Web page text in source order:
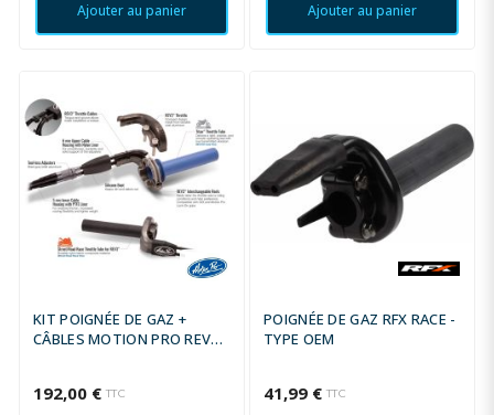
Ajouter au panier Ajouter au panier
KIT POIGNÉE DE GAZ +
CÂBLES MOTION PRO REV3 -
192,00 € TTC
POIGNÉE DE GAZ RFX RACE -
TYPE OEM
41,99 € TTC